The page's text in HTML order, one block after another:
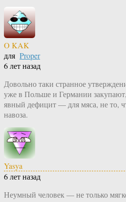
O KAK
для Proper
6 лет назад
Довольно таки странное
уже в Польше и Германии
явный дефицит — для мяса, не то,
навоза.
Yasya
6 лет назад
Неумный человек — не только